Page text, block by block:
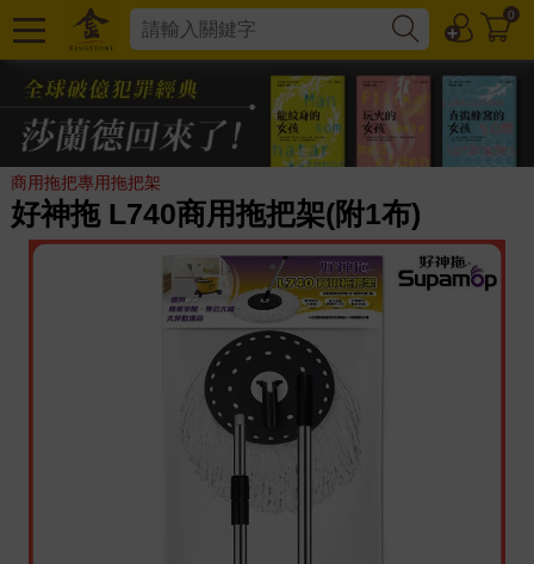
0
商用拖把專用拖把架
好神拖 L740商用拖把架(附1布)